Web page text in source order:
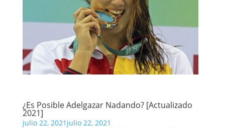
¿Es Posible Adelgazar Nadando? [Actualizado
2021]
julio 22, 2021 julio 22, 2021